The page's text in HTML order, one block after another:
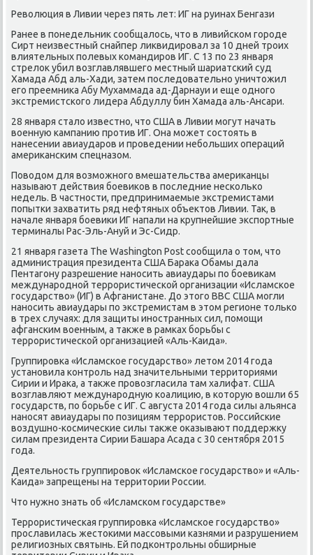
Революция в Ливии через пять лет: ИГ на руинах Бенгази
Ранее в понедельник сообщалось, что в ливийском городе
Сирт неизвестный снайпер ликвидировал за 10 дней троих
влиятельных полевых командиров ИГ. С 13 по 23 января
стрелок убил возглавлявшего местный шариатский суд
Хамада Абд аль-Хади, затем последовательно уничтожил
его преемника Абу Мухаммада ад-Дарнауи и еще одного
экстремистского лидера Абдуллу бин Хамада аль-Ансари.
28 января стало известно, что США в Ливии могут начать
военную кампанию против ИГ. Она может состоять в
нанесении авиаударов и проведении небольших операций
американским спецназом.
Поводом для возможного вмешательства американцы
называют действия боевиков в последние несколько
недель. В частности, предпринимаемые экстремистами
попытки захватить ряд нефтяных объектов Ливии. Так, в
начале января боевики ИГ напали на крупнейшие экспортные
терминалы Рас-Эль-Ануй и Эс-Сидр.
21 января газета The Washington Post сообщила о том, что
администрация президента США Барака Обамы дала
Пентагону разрешение наносить авиаудары по боевикам
международной террористической организации «Исламское
государство» (ИГ) в Афганистане. До этого ВВС США могли
наносить авиаудары по экстремистам в этом регионе только
в трех случаях: для защиты иностранных сил, помощи
афганским военным, а также в рамках борьбы с
террористической организацией «Аль-Каида».
Группировка «Исламское государство» летом 2014 года
установила контроль над значительными территориями
Сирии и Ирака, а также провозгласила там халифат. США
возглавляют международную коалицию, в которую вошли 65
государств, по борьбе с ИГ. С августа 2014 года силы альянса
наносят авиаудары по позициям террористов. Российские
воздушно-космические силы также оказывают поддержку
силам президента Сирии Башара Асада с 30 сентября 2015
года.
Деятельность группировок «Исламское государство» и «Аль-
Каида» запрещены на территории России.
Что нужно знать об «Исламском государстве»
Террористическая группировка «Исламское государство»
прославилась жестокими массовыми казнями и разрушением
религиозных святынь. Ей подконтрольны обширные